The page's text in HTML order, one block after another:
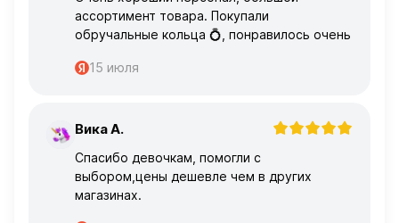
ассортимент товара. Покупали
обручальные кольца 💍, понравилось очень
15 июля
В Вика А.
Спасибо девочкам, помогли с
выбором,цены дешевле чем в других
магазинах.